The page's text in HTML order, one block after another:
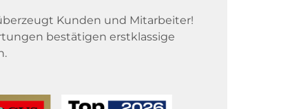
Kunden und Mitarbeiter!
bestätigen erstklassige